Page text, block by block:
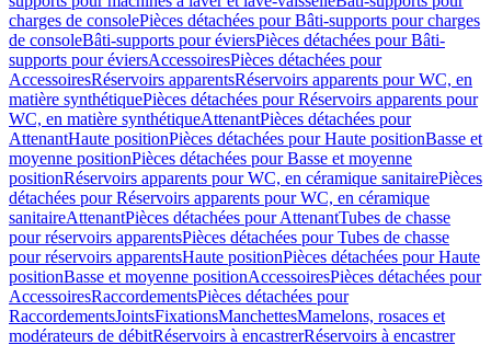
charges de consolePièces détachées pour Bâti-supports pour charges
de consoleBâti-supports pour éviersPièces détachées pour Bâti-
supports pour éviersAccessoiresPièces détachées pour
AccessoiresRéservoirs apparentsRéservoirs apparents pour WC, en
matière synthétiquePièces détachées pour Réservoirs apparents pour
WC, en matière synthétiqueAttenantPièces détachées pour
AttenantHaute positionPièces détachées pour Haute positionBasse et
moyenne positionPièces détachées pour Basse et moyenne
positionRéservoirs apparents pour WC, en céramique sanitairePièces
détachées pour Réservoirs apparents pour WC, en céramique
sanitaireAttenantPièces détachées pour AttenantTubes de chasse
pour réservoirs apparentsPièces détachées pour Tubes de chasse
pour réservoirs apparentsHaute positionPièces détachées pour Haute
positionBasse et moyenne positionAccessoiresPièces détachées pour
AccessoiresRaccordementsPièces détachées pour
RaccordementsJointsFixationsManchettesMamelons, rosaces et
modérateurs de débitRéservoirs à encastrerRéservoirs à encastrer